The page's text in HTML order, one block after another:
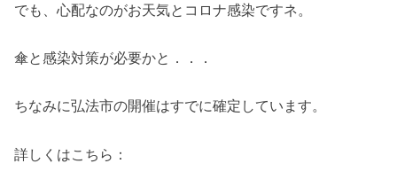
でも、心配なのがお天気とコロナ感染ですネ。
傘と感染対策が必要かと．．．
ちなみに弘法市の開催はすでに確定しています。
詳しくはこちら：